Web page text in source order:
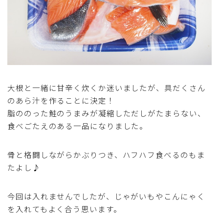
アスパラガス)
根菜料理（にんじん・ごぼう・かぶ・大根・れんこん・
もやし・豆苗・たけのこ・せり・ふき・その他山菜料理
洋菓子 (焼き菓子)
洋菓子 (冷菓)
和菓子
大根と一緒に甘辛く炊くか迷いましたが、具だくさん
のあら汁を作ることに決定！
脂ののった鮭のうまみが凝縮しただしがたまらない、
食べごたえのある一品になりました。
骨と格闘しながらかぶりつき、ハフハフ食べるのもま
たよし♪
今回は入れませんでしたが、じゃがいもやこんにゃく
を入れてもよく合う思います。